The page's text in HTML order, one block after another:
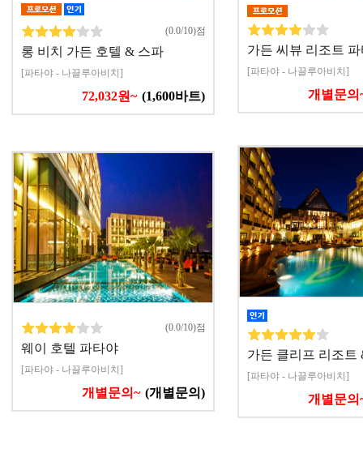
(0.0/10)점
롱 비치 가든 호텔 & 스파
[파타야 - 나끌루아비치]
72,032원~ (1,600바트)
가든 씨뷰 리조트
[파타야 - 나끌루아비치]
개별문의
(0.0/10)점
웨이 호텔 파타야
[파타야 - 나끌루아비치]
개별문의~ (개별문의)
가든 클리프 리조
[파타야 - 나끌루아비치]
개별문의